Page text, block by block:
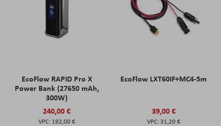
EcoFlow RAPID Pro X
Power Bank (27650 mAh,
300W)
240,00 €
192,00 €
EcoFlow LXT60IF+MC4-5m
39,00 €
31,20 €